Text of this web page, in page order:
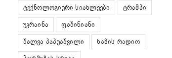
ტექნოლოგიური სიახლეები
ტრამპი
უკრაინა
ფაშინიანი
შალვა პაპუაშვილი
ხაზის რადიო